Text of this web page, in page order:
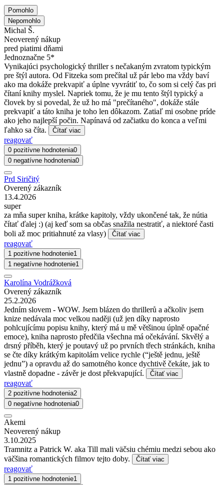
Pomohlo
Nepomohlo
Michal Š.
Neoverený nákup
pred piatimi dňami
Jednoznačne 5*
Vynikajúci psychologický thriller s nečakaným zvratom typickým
pre štýl autora. Od Fitzeka som prečítal už pár lebo ma vždy baví
ako ma dokáže prekvapiť a úplne vyvrátiť to, čo som si celý čas pri
čítaní knihy myslel. Napriek tomu, že je mu tento štýl typický a
človek by si povedal, že už ho má "prečítaného", dokáže stále
prekvapiť a táto kniha je toho len dôkazom. Zatiaľ mi osobne príde
ako jeho najlepší počin. Napínavá od začiatku do konca a veľmi
ľahko sa číta.
Čítať viac
reagovať
0 pozitívne hodnotenia0
0 negatívne hodnotenia0
Prd Siričitý
Overený zákazník
13.4.2026
super
za mňa super kniha, krátke kapitoly, vždy ukončené tak, že nútia
čítať ďalej :) (aj keď som sa občas snažila nestratiť, a niektoré časti
boli až moc pritiahnuté za vlasy)
Čítať viac
reagovať
1 pozitívne hodnotenie1
1 negatívne hodnotenie1
Karolína Vodrážková
Overený zákazník
25.2.2026
Jedním slovem - WOW. Jsem blázen do thrillerů a ačkoliv jsem
knize nedávala moc velkou naději (už jen díky naprosto
pohlcujícímu popisu knihy, který má u mě většinou úplně opačné
emoce), kniha naprosto předčila všechna má očekávání. Skvělý a
drsný příběh, který je poutavý už po prvních třech stránkách, kniha
se čte díky krátkým kapitolám velice rychle (“ještě jednu, ještě
jednu”) a opravdu až do samotného konce dychtivě čekáte, jak to
vlastně dopadne - závěr je dost překvapující.
Čítať viac
reagovať
2 pozitívne hodnotenia2
0 negatívne hodnotenia0
Akemi
Neoverený nákup
3.10.2025
Tramnitz a Patrick W. aka Till mali väčsiu chémiu medzi sebou ako
väčšina romantických filmov tejto doby.
Čítať viac
reagovať
1 pozitívne hodnotenie1